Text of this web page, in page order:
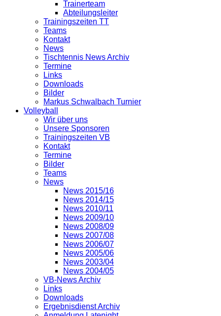
Trainerteam
Abteilungsleiter
Trainingszeiten TT
Teams
Kontakt
News
Tischtennis News Archiv
Termine
Links
Downloads
Bilder
Markus Schwalbach Turnier
Volleyball
Wir über uns
Unsere Sponsoren
Trainingszeiten VB
Kontakt
Termine
Bilder
Teams
News
News 2015/16
News 2014/15
News 2010/11
News 2009/10
News 2008/09
News 2007/08
News 2006/07
News 2005/06
News 2003/04
News 2004/05
VB-News Archiv
Links
Downloads
Ergebnisdienst Archiv